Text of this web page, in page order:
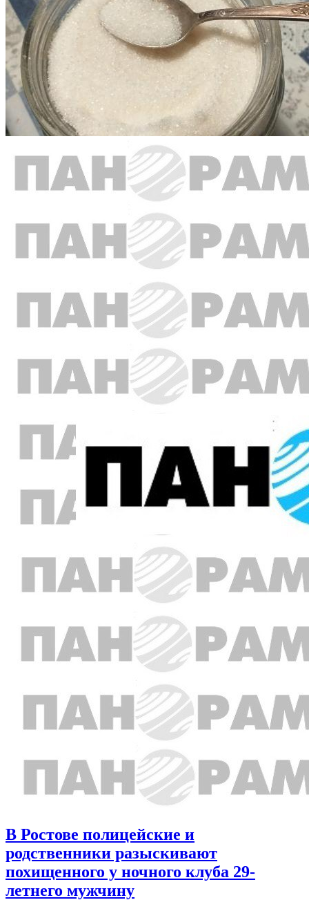
В Ростове полицейские и
родственники разыскивают
похищенного у ночного клуба 29-
летнего мужчину